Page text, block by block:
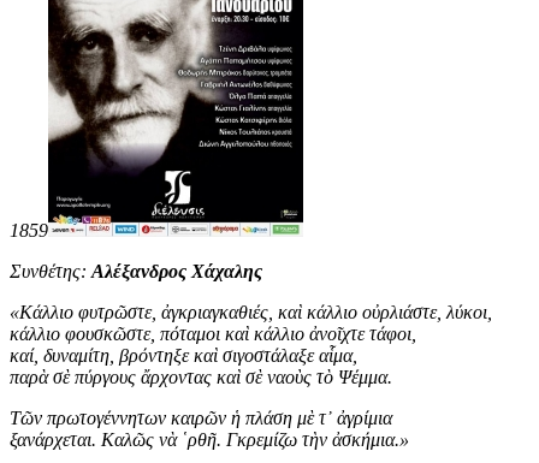
1859
Συνθέτης: Αλέξανδρος Χάχαλης
«Κάλλιο φυτρῶστε, ἀγκριαγκαθιές, καὶ κάλλιο οὐρλιάστε, λύκοι,
κάλλιο φουσκῶστε, πόταμοι καὶ κάλλιο ἀνοῖχτε τάφοι,
καί, δυναμίτη, βρόντηξε καὶ σιγοστάλαξε αἷμα,
παρὰ σὲ πύργους ἄρχοντας καὶ σὲ ναοὺς τὸ Ψέμμα.
Τῶν πρωτογέννητων καιρῶν ἡ πλάση μὲ τ᾿ ἀγρίμια
ξανάρχεται. Καλῶς νὰ ῾ρθῆ. Γκρεμίζω τὴν ἀσκήμια.»